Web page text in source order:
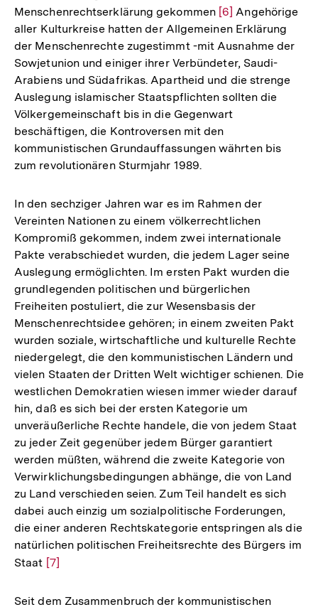
Menschenrechtserklärung gekommen Zur
Auflösung
der
Fußnote
[6] Angehörige
aller Kulturkreise hatten der Allgemeinen Erklärung
der Menschenrechte zugestimmt -mit Ausnahme der
Sowjetunion und einiger ihrer Verbündeter, Saudi-
Arabiens und Südafrikas. Apartheid und die strenge
Auslegung islamischer Staatspflichten sollten die
Völkergemeinschaft bis in die Gegenwart
beschäftigen, die Kontroversen mit den
kommunistischen Grundauffassungen währten bis
zum revolutionären Sturmjahr 1989.
In den sechziger Jahren war es im Rahmen der
Vereinten Nationen zu einem völkerrechtlichen
Kompromiß gekommen, indem zwei internationale
Pakte verabschiedet wurden, die jedem Lager seine
Auslegung ermöglichten. Im ersten Pakt wurden die
grundlegenden politischen und bürgerlichen
Freiheiten postuliert, die zur Wesensbasis der
Menschenrechtsidee gehören; in einem zweiten Pakt
wurden soziale, wirtschaftliche und kulturelle Rechte
niedergelegt, die den kommunistischen Ländern und
vielen Staaten der Dritten Welt wichtiger schienen. Die
westlichen Demokratien wiesen immer wieder darauf
hin, daß es sich bei der ersten Kategorie um
unveräußerliche Rechte handele, die von jedem Staat
zu jeder Zeit gegenüber jedem Bürger garantiert
werden müßten, während die zweite Kategorie von
Verwirklichungsbedingungen abhänge, die von Land
zu Land verschieden seien. Zum Teil handelt es sich
dabei auch einzig um sozialpolitische Forderungen,
die einer anderen Rechtskategorie entspringen als die
natürlichen politischen Freiheitsrechte des Bürgers im
Staat Zur
der
[7]
Seit dem Zusammenbruch der kommunistischen